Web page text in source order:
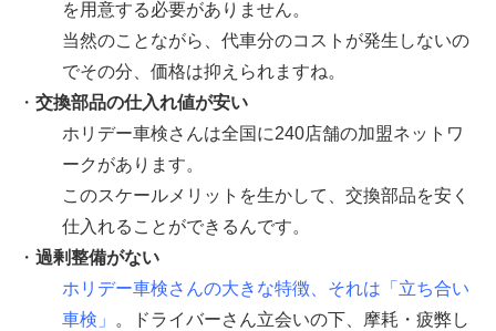
を用意する必要がありません。
当然のことながら、代車分のコストが発生しないの
でその分、価格は抑えられますね。
・ 交換部品の仕入れ値が安い
ホリデー車検さんは全国に240店舗の加盟ネットワ
ークがあります。
このスケールメリットを生かして、交換部品を安く
仕入れることができるんです。
・ 過剰整備がない
ホリデー車検さんの大きな特徴、それは「立ち合い
車検」
。ドライバーさん立会いの下、摩耗・疲弊し